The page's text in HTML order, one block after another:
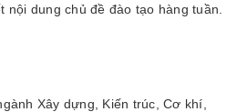
nội dung chủ đề đào tạo hàng tuần.
Xây dựng, Kiến trúc, Cơ khí,